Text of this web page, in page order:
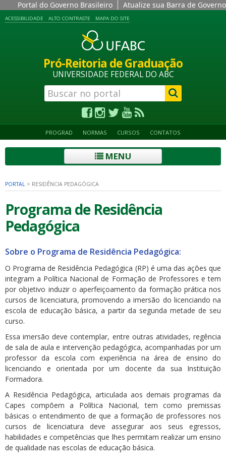
Portal do Governo Brasileiro Atualize sua Barra de Governo
ACESSIBILIDADE ALTO CONTRASTE MAPA DO SITE
Pró-Reitoria de Graduação
UNIVERSIDADE FEDERAL DO ABC
PROGRAD NORMAS CURSOS CONTATOS
MENU
PORTAL > RESIDÊNCIA PEDAGÓGICA
Programa de Residência
Pedagógica
Sobre o Programa de Residência Pedagógica:
O Programa de Residência Pedagógica (RP) é uma das ações que
integram a Política Nacional de Formação de Professores e tem
por objetivo induzir o aperfeiçoamento da formação prática nos
cursos de licenciatura, promovendo a imersão do licenciando na
escola de educação básica, a partir da segunda metade de seu
curso.
Essa imersão deve contemplar, entre outras atividades, regência
de sala de aula e intervenção pedagógica, acompanhadas por um
professor da escola com experiência na área de ensino do
licenciando e orientada por um docente da sua Instituição
Formadora.
A Residência Pedagógica, articulada aos demais programas da
Capes compõem a Política Nacional, tem como premissas
básicas o entendimento de que a formação de professores nos
cursos de licenciatura deve assegurar aos seus egressos,
habilidades e competências que lhes permitam realizar um ensino
de qualidade nas escolas de educação básica.